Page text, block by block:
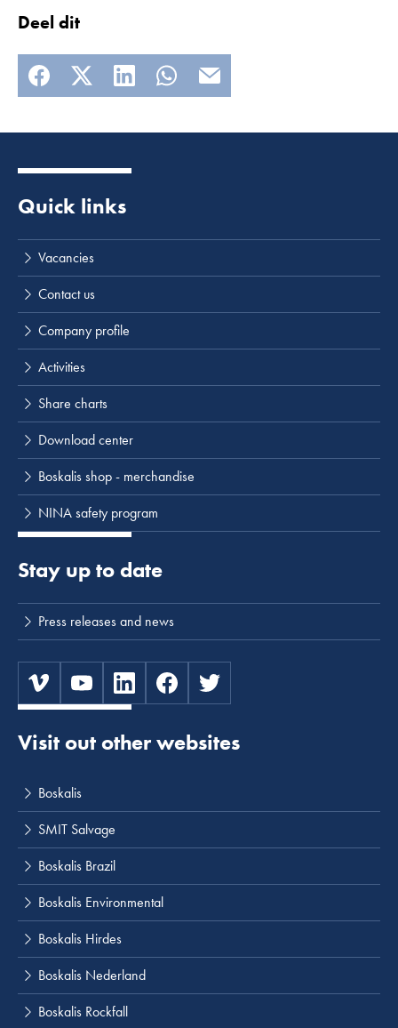
Lees meer
Deel dit
Quick links
Vacancies
Contact us
Company profile
Activities
Share charts
Download center
Boskalis shop - merchandise
NINA safety program
Visit out other websites
Boskalis
SMIT Salvage
Boskalis Brazil
Boskalis Environmental
Boskalis Hirdes
Boskalis Nederland
Boskalis Rockfall
Stay up to date
Press releases and news